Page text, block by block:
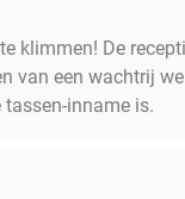
klimmen! De
van een wachtrij
inname is.